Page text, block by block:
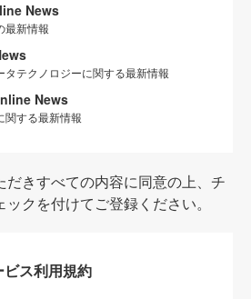
News
最新情報
タテクノロジーに関する最新情報
News
関する最新情報
だきすべての内容に同意の上、チ
クを付けてご登録ください。
ス利用規約